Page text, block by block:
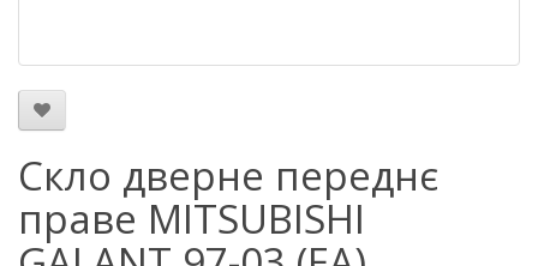
Скло дверне переднє
праве MITSUBISHI